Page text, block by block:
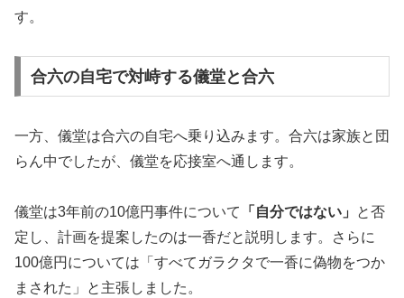
す。
合六の自宅で対峙する儀堂と合六
一方、儀堂は合六の自宅へ乗り込みます。合六は家族と団
らん中でしたが、儀堂を応接室へ通します。
儀堂は3年前の10億円事件について 「自分ではない」
と否
定し、計画を提案したのは一香だと説明します。さらに
100億円については「すべてガラクタで一香に偽物をつか
まされた」と主張しました。